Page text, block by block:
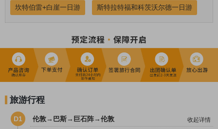
坎特伯雷+白崖一日游 斯特拉特福和科茨沃尔德一日游
旅游行程
D1 伦敦→巴斯→巨石阵→伦敦 收起详情